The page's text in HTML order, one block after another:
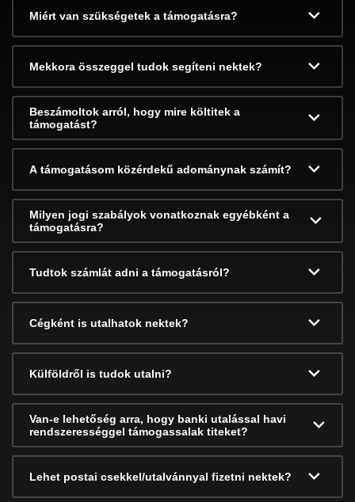
Miért van szükségetek a támogatásra?
Mekkora összeggel tudok segíteni nektek?
Beszámoltok arról, hogy mire költitek a
támogatást?
A támogatásom közérdekű adománynak számít?
Milyen jogi szabályok vonatkoznak egyébként a
támogatásra?
Tudtok számlát adni a támogatásról?
Cégként is utalhatok nektek?
Külföldről is tudok utalni?
Van-e lehetőség arra, hogy banki utalással havi
rendszerességgel támogassalak titeket?
Lehet postai csekkel/utalvánnyal fizetni nektek?